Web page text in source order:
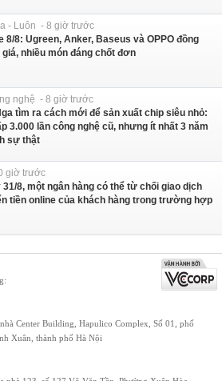
- Luôn - 8 giờ trước
8/8: Ugreen, Anker, Baseus và OPPO đồng
giá, nhiều món đáng chốt đơn
nghệ - 8 giờ trước
tìm ra cách mới để sản xuất chip siêu nhỏ:
3.000 lần công nghệ cũ, nhưng ít nhất 3 năm
sự thật
giờ trước
31/8, một ngân hàng có thể từ chối giao dịch
tiền online của khách hàng trong trường hợp
Center Building, Hapulico Complex, Số 01, phố
Xuân, thành phố Hà Nội